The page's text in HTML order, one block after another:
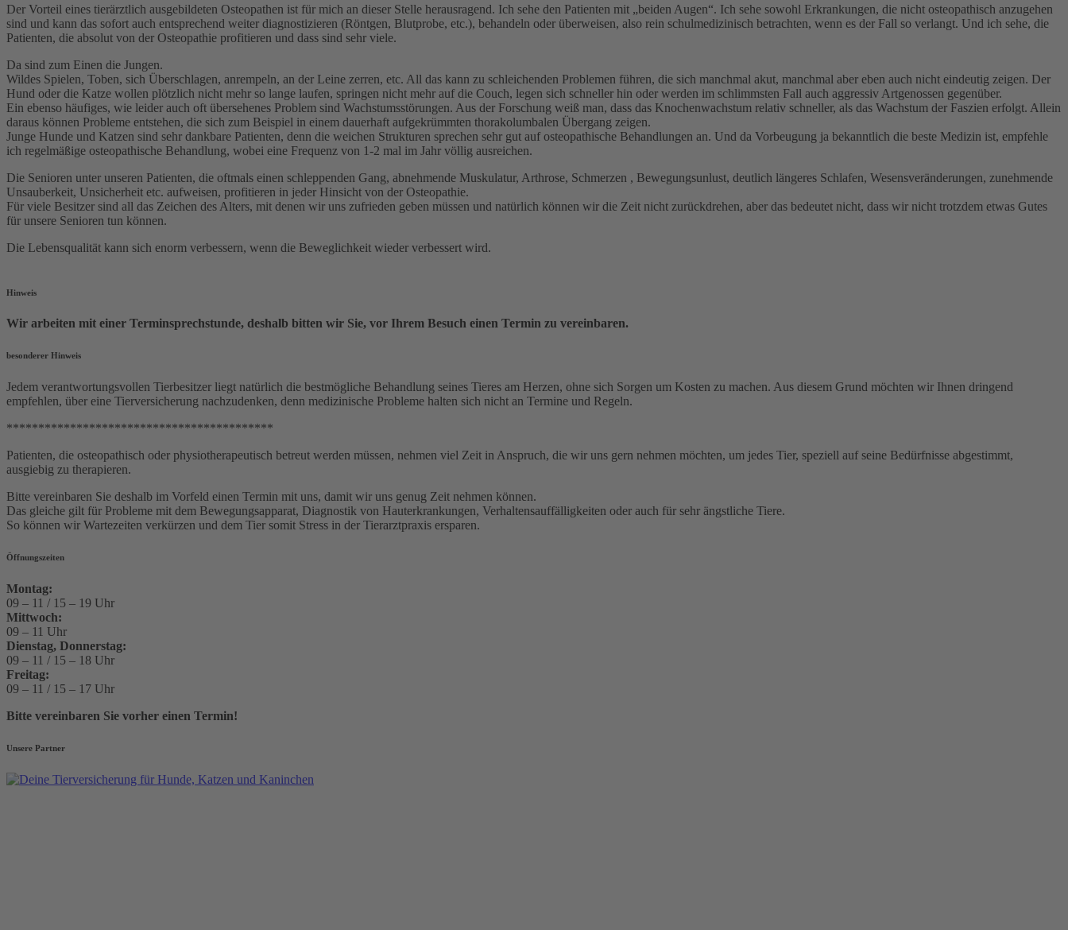
Der Vorteil eines tierärztlich ausgebildeten Osteopathen ist für mich an dieser Stelle herausragend. Ich sehe den Patienten mit „beiden Augen“. Ich sehe sowohl Erkrankungen, die nicht osteopathisch anzugehen
sind und kann das sofort auch entsprechend weiter diagnostizieren (Röntgen, Blutprobe, etc.), behandeln oder überweisen, also rein schulmedizinisch betrachten, wenn es der Fall so verlangt. Und ich sehe, die
Patienten, die absolut von der Osteopathie profitieren und dass sind sehr viele.
Da sind zum Einen die Jungen.
Wildes Spielen, Toben, sich Überschlagen, anrempeln, an der Leine zerren, etc. All das kann zu schleichenden Problemen führen, die sich manchmal akut, manchmal aber eben auch nicht eindeutig zeigen. Der
Hund oder die Katze wollen plötzlich nicht mehr so lange laufen, springen nicht mehr auf die Couch, legen sich schneller hin oder werden im schlimmsten Fall auch aggressiv Artgenossen gegenüber.
Ein ebenso häufiges, wie leider auch oft übersehenes Problem sind Wachstumsstörungen. Aus der Forschung weiß man, dass das Knochenwachstum relativ schneller, als das Wachstum der Faszien erfolgt. Allein
daraus können Probleme entstehen, die sich zum Beispiel in einem dauerhaft aufgekrümmten thorakolumbalen Übergang zeigen.
Junge Hunde und Katzen sind sehr dankbare Patienten, denn die weichen Strukturen sprechen sehr gut auf osteopathische Behandlungen an. Und da Vorbeugung ja bekanntlich die beste Medizin ist, empfehle
ich regelmäßige osteopathische Behandlung, wobei eine Frequenz von 1-2 mal im Jahr völlig ausreichen.
Die Senioren unter unseren Patienten, die oftmals einen schleppenden Gang, abnehmende Muskulatur, Arthrose, Schmerzen , Bewegungsunlust, deutlich längeres Schlafen, Wesensveränderungen, zunehmende
Unsauberkeit, Unsicherheit etc. aufweisen, profitieren in jeder Hinsicht von der Osteopathie.
Für viele Besitzer sind all das Zeichen des Alters, mit denen wir uns zufrieden geben müssen und natürlich können wir die Zeit nicht zurückdrehen, aber das bedeutet nicht, dass wir nicht trotzdem etwas Gutes
für unsere Senioren tun können.
Die Lebensqualität kann sich enorm verbessern, wenn die Beweglichkeit wieder verbessert wird.
Hinweis
Wir arbeiten mit einer Terminsprechstunde, deshalb bitten wir Sie, vor Ihrem Besuch einen Termin zu vereinbaren.
besonderer Hinweis
Jedem verantwortungsvollen Tierbesitzer liegt natürlich die bestmögliche Behandlung seines Tieres am Herzen, ohne sich Sorgen um Kosten zu machen. Aus diesem Grund möchten wir Ihnen dringend
empfehlen, über eine Tierversicherung nachzudenken, denn medizinische Probleme halten sich nicht an Termine und Regeln.
******************************************
Patienten, die osteopathisch oder physiotherapeutisch betreut werden müssen, nehmen viel Zeit in Anspruch, die wir uns gern nehmen möchten, um jedes Tier, speziell auf seine Bedürfnisse abgestimmt,
ausgiebig zu therapieren.
Bitte vereinbaren Sie deshalb im Vorfeld einen Termin mit uns, damit wir uns genug Zeit nehmen können.
Das gleiche gilt für Probleme mit dem Bewegungsapparat, Diagnostik von Hauterkrankungen, Verhaltensauffälligkeiten oder auch für sehr ängstliche Tiere.
So können wir Wartezeiten verkürzen und dem Tier somit Stress in der Tierarztpraxis ersparen.
Öffnungszeiten
Montag:
09 – 11 / 15 – 19 Uhr
Mittwoch:
09 – 11 Uhr
Dienstag, Donnerstag:
09 – 11 / 15 – 18 Uhr
Freitag:
09 – 11 / 15 – 17 Uhr
Bitte vereinbaren Sie vorher einen Termin!
Unsere Partner